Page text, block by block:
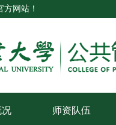
网站！
况 师资队伍